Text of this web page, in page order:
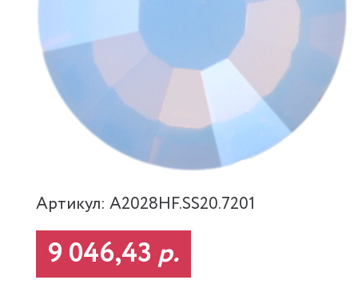
Артикул: A2028HF.SS20.7201
9 046,43 р.